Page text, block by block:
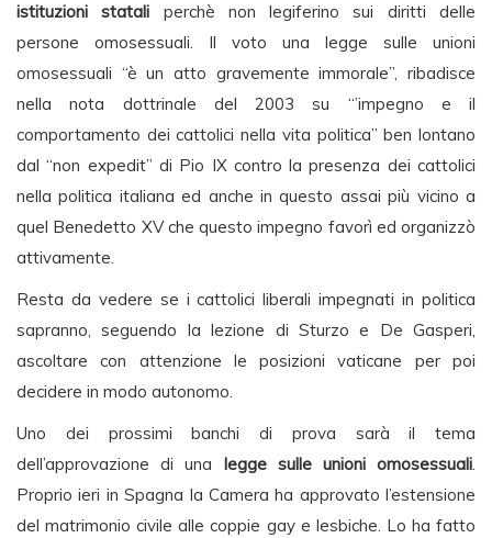
istituzioni statali perchè non legiferino sui diritti delle
persone omosessuali. Il voto una legge sulle unioni
omosessuali “è un atto gravemente immorale”, ribadisce
nella nota dottrinale del 2003 su “’impegno e il
comportamento dei cattolici nella vita politica” ben lontano
dal “non expedit” di Pio IX contro la presenza dei cattolici
nella politica italiana ed anche in questo assai più vicino a
quel Benedetto XV che questo impegno favorì ed organizzò
attivamente.
Resta da vedere se i cattolici liberali impegnati in politica
sapranno, seguendo la lezione di Sturzo e De Gasperi,
ascoltare con attenzione le posizioni vaticane per poi
decidere in modo autonomo.
Uno dei prossimi banchi di prova sarà il tema
dell’approvazione di una legge sulle unioni omosessuali.
Proprio ieri in Spagna la Camera ha approvato l’estensione
del matrimonio civile alle coppie gay e lesbiche. Lo ha fatto